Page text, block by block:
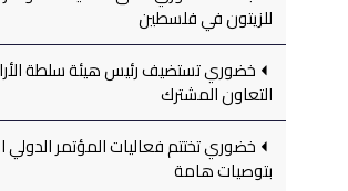
للزيتون في فلسطين
خضوري تستضيف رئيس هيئة سلطة
التعاون المشترك
خضوري تختتم فعاليات المؤتمر الدولي
بتوصيات هامة